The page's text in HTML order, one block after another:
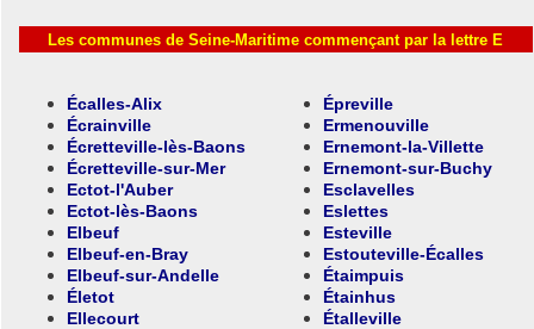
Les communes de Seine-Maritime commençant par la lettre E
Écalles-Alix
Écrainville
Écretteville-lès-Baons
Écretteville-sur-Mer
Ectot-l'Auber
Ectot-lès-Baons
Elbeuf
Elbeuf-en-Bray
Elbeuf-sur-Andelle
Életot
Ellecourt
Épreville
Ermenouville
Ernemont-la-Villette
Ernemont-sur-Buchy
Esclavelles
Eslettes
Esteville
Estouteville-Écalles
Étaimpuis
Étainhus
Étalleville